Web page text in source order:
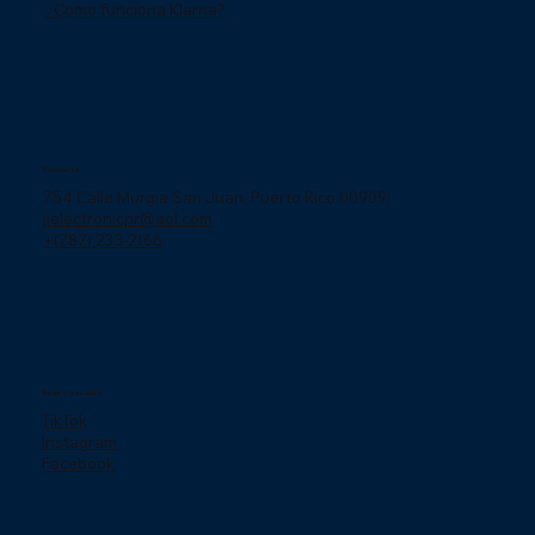
¿Como funciona Klarna?
Contácto
754 Calle Murgia San Juan, Puerto Rico 00909.
jjelectronicpr@aol.com
+(787) 233-2166
Redes Sociales
TikTok
Instagram
Facebook